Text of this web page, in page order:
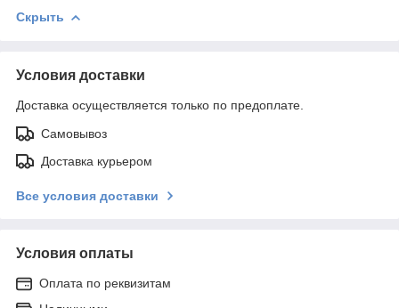
Скрыть
Условия доставки
Доставка осуществляется только по предоплате.
Самовывоз
Доставка курьером
Все условия доставки
Условия оплаты
Оплата по реквизитам